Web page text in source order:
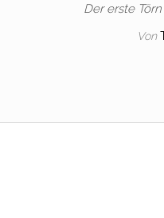
Der erste
Von